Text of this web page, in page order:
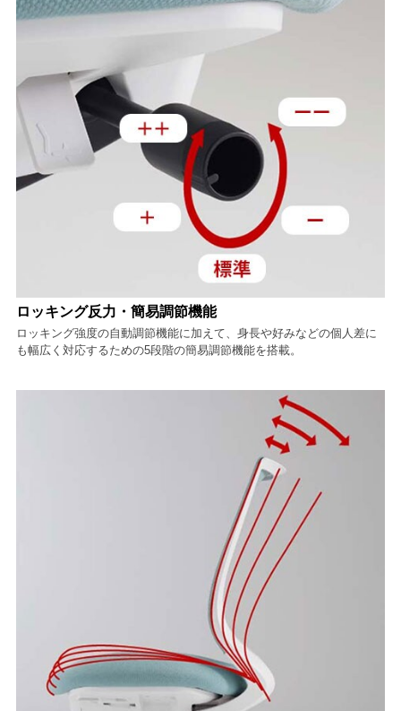
ロッキング反力・簡易調節機能
ロッキング強度の自動調節機能に加えて、身長や好みなどの個人差に
も幅広く対応するための5段階の簡易調節機能を搭載。